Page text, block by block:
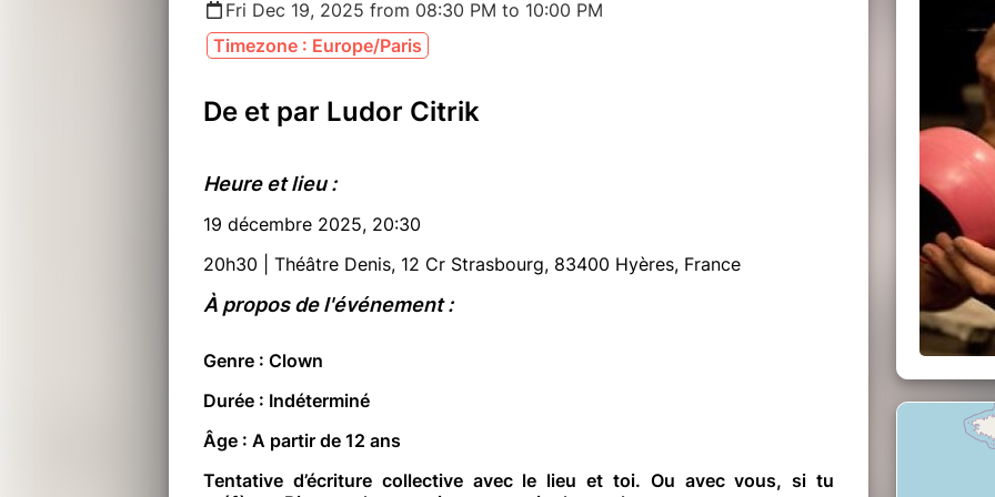
Fri Dec 19, 2025 from 08:30 PM to 10:00 PM
Timezone : Europe/Paris
De et par Ludor Citrik
Heure et lieu :
19 décembre 2025, 20:30
20h30 | Théâtre Denis, 12 Cr Strasbourg, 83400 Hyères, France
À propos de l'événement :
Genre : Clown
Durée : Indéterminé
Âge : A partir de 12 ans
Tentative d’écriture collective avec le lieu et toi. Ou avec vous, si tu